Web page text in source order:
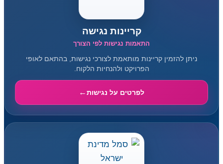
קריינות נגישה
התאמות נגישות לפי הצורך
ניתן להזמין קריינות מותאמת לצורכי נגישות, בהתאם לאופי
הפרויקט ולהנחיות הלקוח.
לפרטים על נגישות